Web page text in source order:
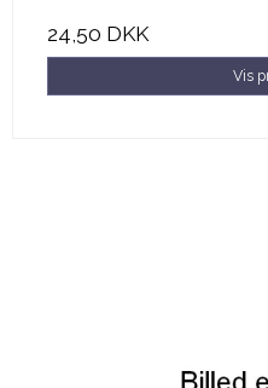
24,50 DKK
Vis